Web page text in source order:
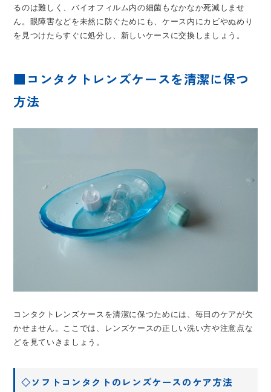
るのは難しく、バイオフィルム内の細菌もなかなか死滅しませ
ん。眼障害などを未然に防ぐためにも、ケース内にカビやぬめり
を見つけたらすぐに処分し、新しいケースに交換しましょう。
■コンタクトレンズケースを清潔に保つ
方法
コンタクトレンズケースを清潔に保つためには、毎日のケアが欠
かせません。ここでは、レンズケースの正しい洗い方や注意点な
どを見ていきましょう。
◇ソフトコンタクトのレンズケースのケア方法